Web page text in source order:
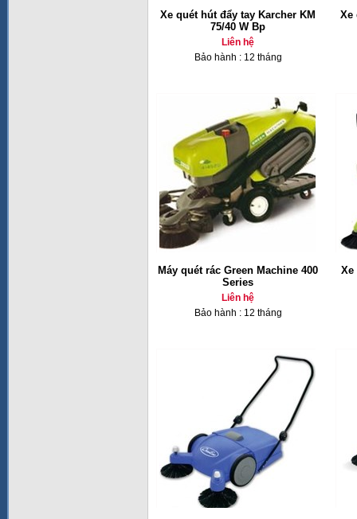
Xe quét hút đẩy tay Karcher KM
75/40 W Bp
Liên hệ
Bảo hành : 12 tháng
Xe
Máy quét rác Green Machine 400
Series
Liên hệ
Bảo hành : 12 tháng
Xe